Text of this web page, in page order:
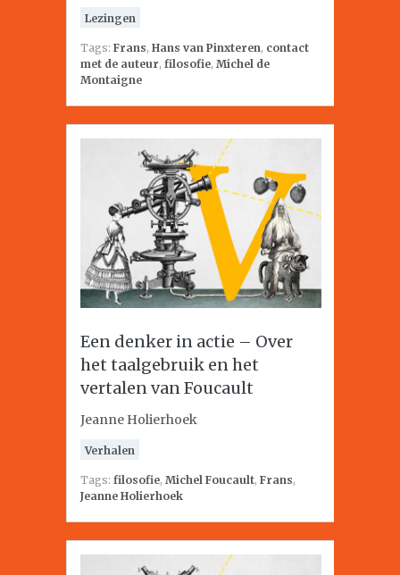
Lezingen
Tags: Frans, Hans van Pinxteren, contact
met de auteur, filosofie, Michel de
Montaigne
Een denker in actie – Over
het taalgebruik en het
vertalen van Foucault
Jeanne Holierhoek
Verhalen
Tags: filosofie, Michel Foucault, Frans,
Jeanne Holierhoek